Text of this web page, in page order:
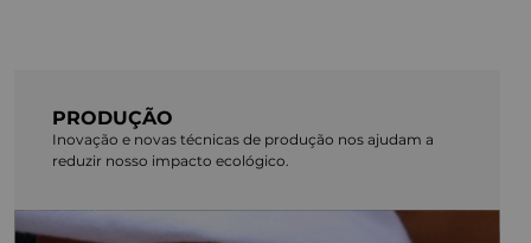
PRODUÇÃO
Inovação e novas técnicas de produção nos ajudam a
reduzir nosso impacto ecológico.